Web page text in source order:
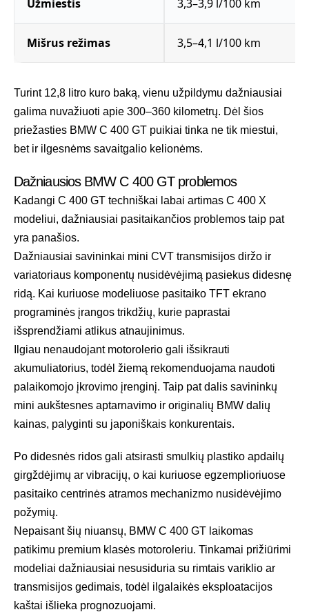
Užmiestis 3,3–3,9 l/100 km
Mišrus režimas 3,5–4,1 l/100 km
Turint 12,8 litro kuro baką, vienu užpildymu dažniausiai
galima nuvažiuoti apie 300–360 kilometrų. Dėl šios
priežasties BMW C 400 GT puikiai tinka ne tik miestui,
bet ir ilgesnėms savaitgalio kelionėms.
Dažniausios BMW C 400 GT problemos
Kadangi C 400 GT techniškai labai artimas C 400 X
modeliui, dažniausiai pasitaikančios problemos taip pat
yra panašios.
Dažniausiai savininkai mini CVT transmisijos diržo ir
variatoriaus komponentų nusidėvėjimą pasiekus didesnę
ridą. Kai kuriuose modeliuose pasitaiko TFT ekrano
programinės įrangos trikdžių, kurie paprastai
išsprendžiami atlikus atnaujinimus.
Ilgiau nenaudojant motorolerio gali išsikrauti
akumuliatorius, todėl žiemą rekomenduojama naudoti
palaikomojo įkrovimo įrenginį. Taip pat dalis savininkų
mini aukštesnes aptarnavimo ir originalių BMW dalių
kainas, palyginti su japoniškais konkurentais.
Po didesnės ridos gali atsirasti smulkių plastiko apdailų
girgždėjimų ar vibracijų, o kai kuriuose egzemplioriuose
pasitaiko centrinės atramos mechanizmo nusidėvėjimo
požymių.
Nepaisant šių niuansų, BMW C 400 GT laikomas
patikimu premium klasės motoroleriu. Tinkamai prižiūrimi
modeliai dažniausiai nesusiduria su rimtais variklio ar
transmisijos gedimais, todėl ilgalaikės eksploatacijos
kaštai išlieka prognozuojami.